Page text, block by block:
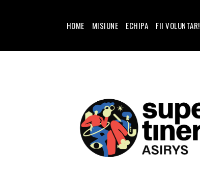
HOME MISIUNE ECHIPA FII VOLUNTAR!